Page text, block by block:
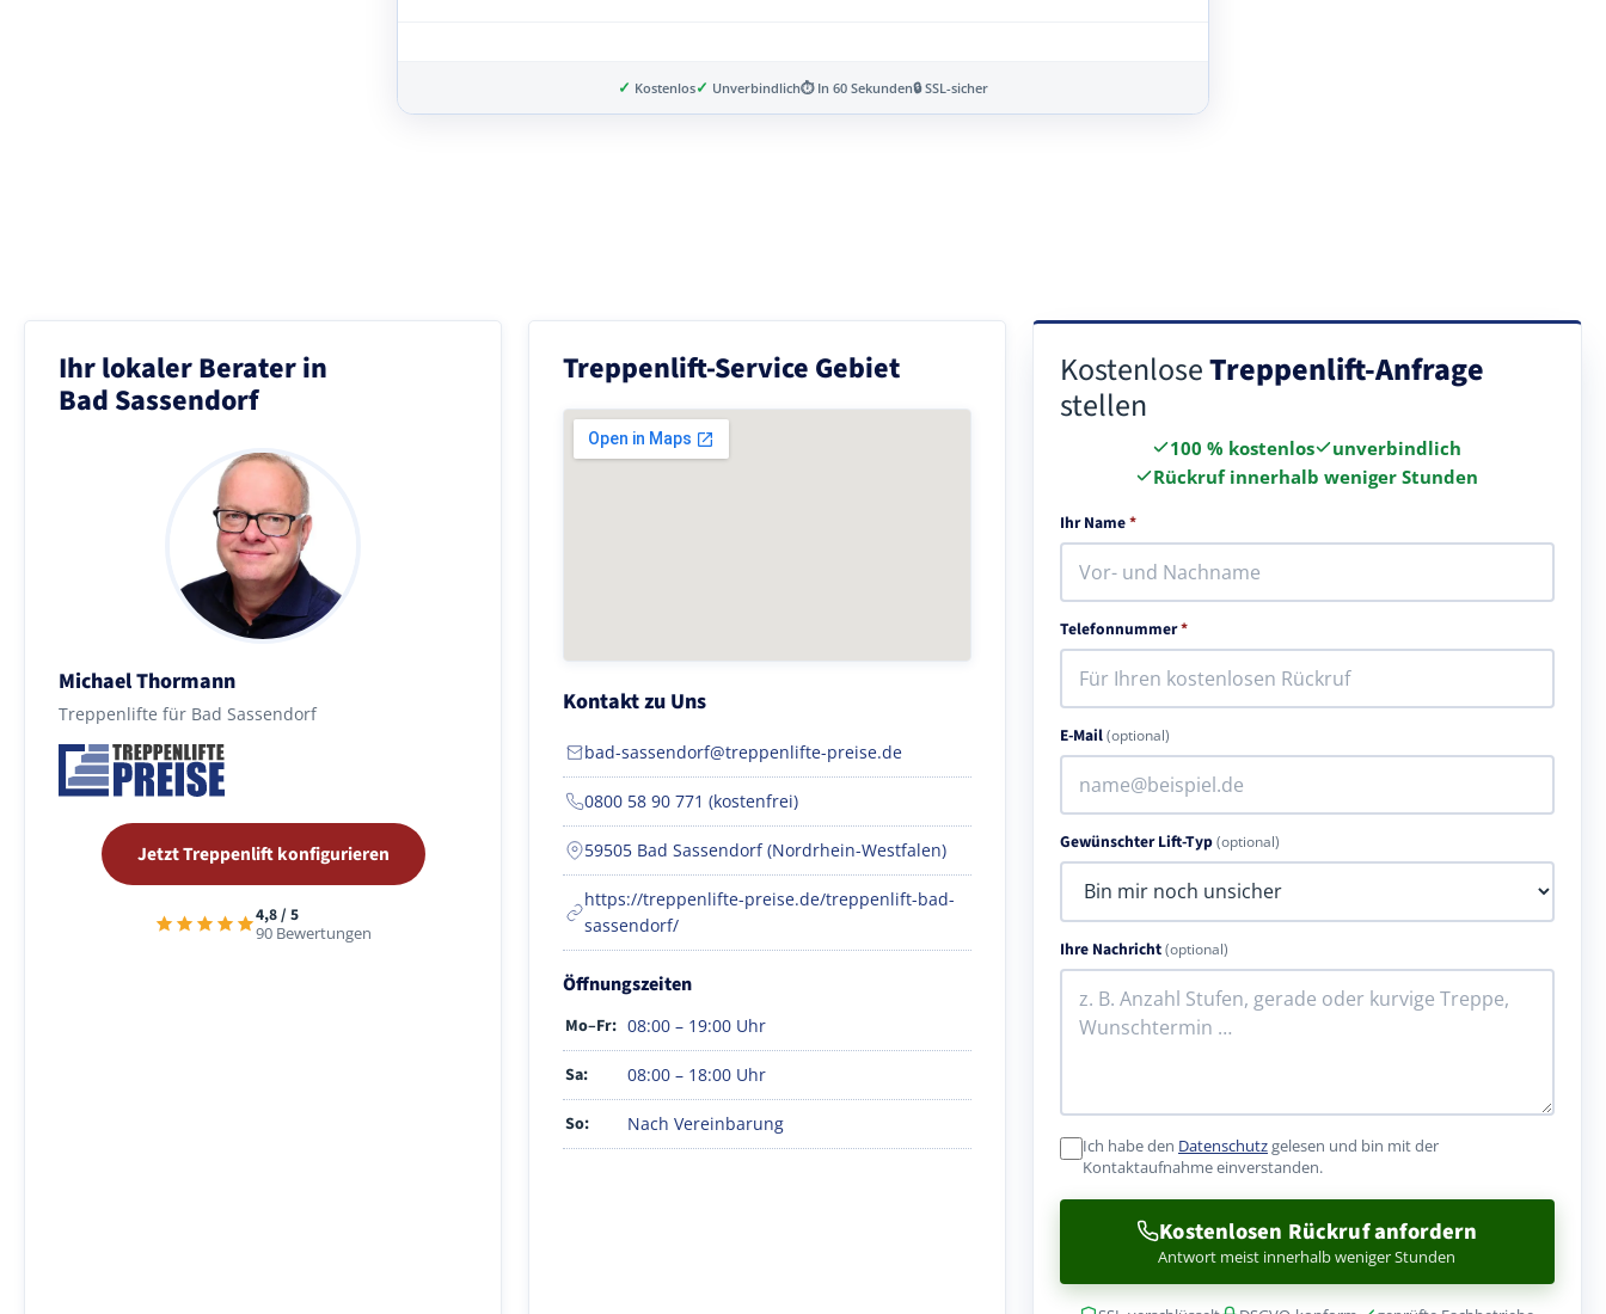
✓ Kostenlos✓ Unverbindlich⏱ In 60 Sekunden🔒 SSL-sicher
Ihr lokaler Berater in
Bad Sassendorf
Michael Thormann
Treppenlifte für Bad Sassendorf
Jetzt Treppenlift konfigurieren
4,8 / 5
90 Bewertungen
Treppenlift-Service Gebiet
Kontakt zu Uns
bad-sassendorf@treppenlifte-preise.de
0800 58 90 771 (kostenfrei)
59505 Bad Sassendorf (Nordrhein-Westfalen)
https://treppenlifte-preise.de/treppenlift-bad-
sassendorf/
Öffnungszeiten
Mo–Fr: 08:00 – 19:00 Uhr
Sa: 08:00 – 18:00 Uhr
So: Nach Vereinbarung
KostenloseTreppenlift-Anfrage
stellen
100 % kostenlos
unverbindlich
Rückruf innerhalb weniger Stunden
Ihr Name*
Telefonnummer*
E-Mail(optional)
Gewünschter Lift-Typ(optional)
Ihre Nachricht(optional)
Ich habe den Datenschutzgelesen und bin mit der
Kontaktaufnahme einverstanden.
Kostenlosen Rückruf anfordern
Antwort meist innerhalb weniger Stunden